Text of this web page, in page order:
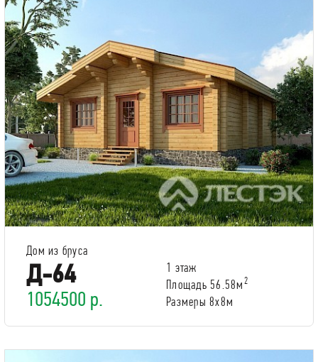
Дом из бруса
Д-64
1054500 р.
1 этаж
Площадь 56.58м2
Размеры 8x8м